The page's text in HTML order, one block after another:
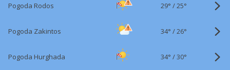
Pogoda Rodos 29° /25°
Pogoda Zakintos 34° /26°
Pogoda Hurghada 34° /30°